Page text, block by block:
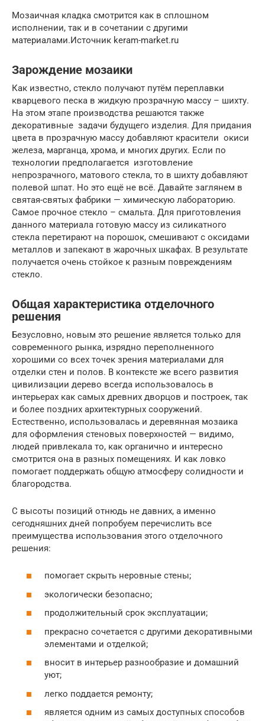
Мозаичная кладка смотрится как в сплошном
исполнении, так и в сочетании с другими
материалами.Источник keram-market.ru
Зарождение мозаики
Как известно, стекло получают путём переплавки
кварцевого песка в жидкую прозрачную массу – шихту.
На этом этапе производства решаются также
декоративные задачи будущего изделия. Для придания
цвета в прозрачную массу добавляют красители окиси
железа, марганца, хрома, и многих других. Если по
технологии предполагается изготовление
непрозрачного, матового стекла, то в шихту добавляют
полевой шпат. Но это ещё не всё. Давайте заглянем в
святая-святых фабрики — химическую лабораторию.
Самое прочное стекло – смальта. Для приготовления
данного материала готовую массу из силикатного
стекла перетирают на порошок, смешивают с оксидами
металлов и запекают в жарочных шкафах. В результате
получается очень стойкое к разным повреждениям
стекло.
Общая характеристика отделочного
решения
Безусловно, новым это решение является только для
современного рынка, изрядно переполненного
хорошими со всех точек зрения материалами для
отделки стен и полов. В контексте же всего развития
цивилизации дерево всегда использовалось в
интерьерах как самых древних дворцов и построек, так
и более поздних архитектурных сооружений.
Естественно, использовалась и деревянная мозаика
для оформления стеновых поверхностей — видимо,
людей привлекала то, как органично и интересно
смотрится она в разных помещениях. И как ловко
помогает поддержать общую атмосферу солидности и
благородства.
С высоты позиций отнюдь не давних, а именно
сегодняшних дней попробуем перечислить все
преимущества использования этого отделочного
решения:
помогает скрыть неровные стены;
экологически безопасно;
продолжительный срок эксплуатации;
прекрасно сочетается с другими декоративными
элементами и отделкой;
вносит в интерьер разнообразие и домашний
уют;
легко поддается ремонту;
является одним из самых доступных способов